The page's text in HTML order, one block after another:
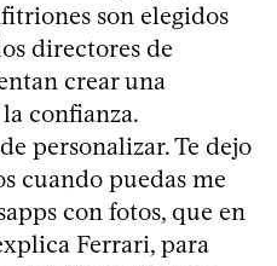
son elegidos
directores de
crear una
confianza.
personalizar. Te dejo
cuando puedas me
con fotos, que en
Ferrari, para